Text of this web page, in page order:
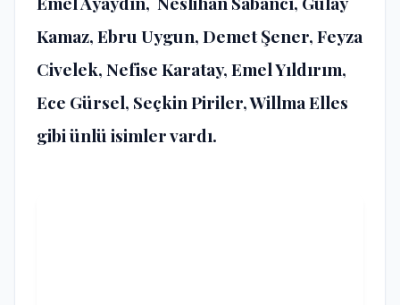
Kamaz, Ebru Uygun, Demet Şener, Feyza
Civelek, Nefise Karatay, Emel Yıldırım,
Ece Gürsel, Seçkin Piriler, Willma Elles
gibi ünlü isimler vardı.